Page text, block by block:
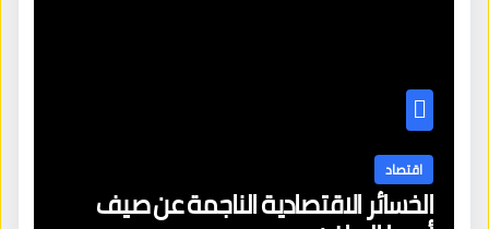
اقتصاد
الخسائر الاقتصادية الناجمة عن صيف